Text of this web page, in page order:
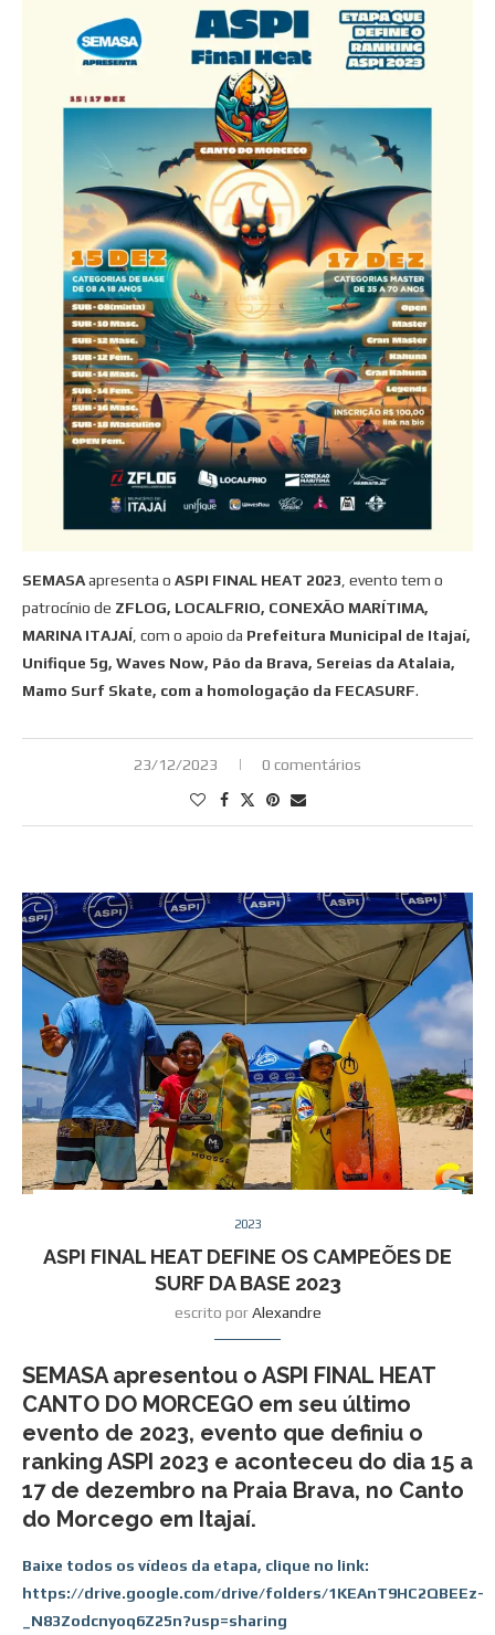
SEMASAapresenta o ASPI FINAL HEAT 2023, evento tem o
patrocínio de ZFLOG, LOCALFRIO, CONEXÃO MARÍTIMA,
MARINA ITAJAÍ, com o apoio da Prefeitura Municipal de Itajaí,
Unifique 5g, Waves Now, Pão da Brava, Sereias da Atalaia,
Mamo Surf Skate, com a homologação da FECASURF.
23/12/2023 0 comentários
2023
ASPI FINAL HEAT DEFINE OS CAMPEÕES DE
SURF DA BASE 2023
escrito porAlexandre
SEMASA apresentou o ASPI FINAL HEAT
CANTO DO MORCEGO em seu último
evento de 2023, evento que definiu o
ranking ASPI 2023 e aconteceu do dia 15 a
17 de dezembro na Praia Brava, no Canto
do Morcego em Itajaí.
Baixe todos os vídeos da etapa, clique no link:
https://drive.google.com/drive/folders/1KEAnT9HC2QBEEz-
_N83Zodcnyoq6Z25n?usp=sharing